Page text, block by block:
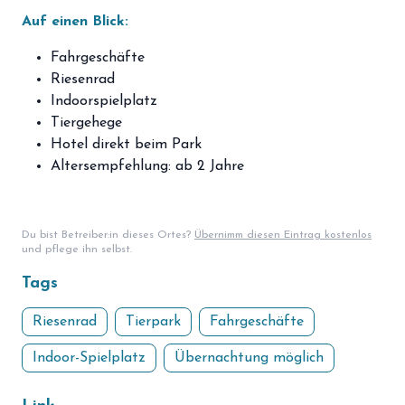
Auf einen Blick:
Fahrgeschäfte
Riesenrad
Indoorspielplatz
Tiergehege
Hotel direkt beim Park
Altersempfehlung: ab 2 Jahre
Du bist Betreiber:in dieses Ortes? Übernimm diesen Eintrag kostenlos
und pflege ihn selbst.
Tags
Riesenrad Tierpark Fahrgeschäfte
Indoor-Spielplatz Übernachtung möglich